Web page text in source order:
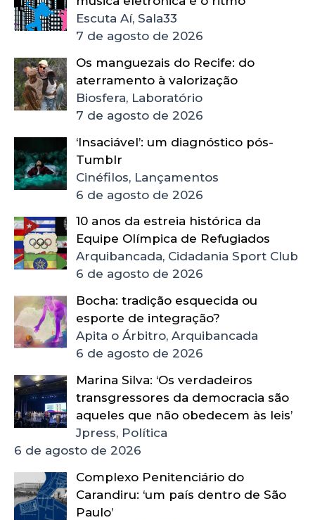
Escuta Aí, Sala33
7 de agosto de 2026
Os manguezais do Recife: do
aterramento à valorização
Biosfera, Laboratório
7 de agosto de 2026
‘Insaciável’: um diagnóstico pós-
Tumblr
Cinéfilos, Lançamentos
6 de agosto de 2026
10 anos da estreia histórica da
Equipe Olímpica de Refugiados
Arquibancada, Cidadania Sport Club
6 de agosto de 2026
Bocha: tradição esquecida ou
esporte de integração?
Apita o Árbitro, Arquibancada
6 de agosto de 2026
Marina Silva: ‘Os verdadeiros
transgressores da democracia são
aqueles que não obedecem às leis’
Jpress, Política
6 de agosto de 2026
Complexo Penitenciário do
Carandiru: ‘um país dentro de São
Paulo’